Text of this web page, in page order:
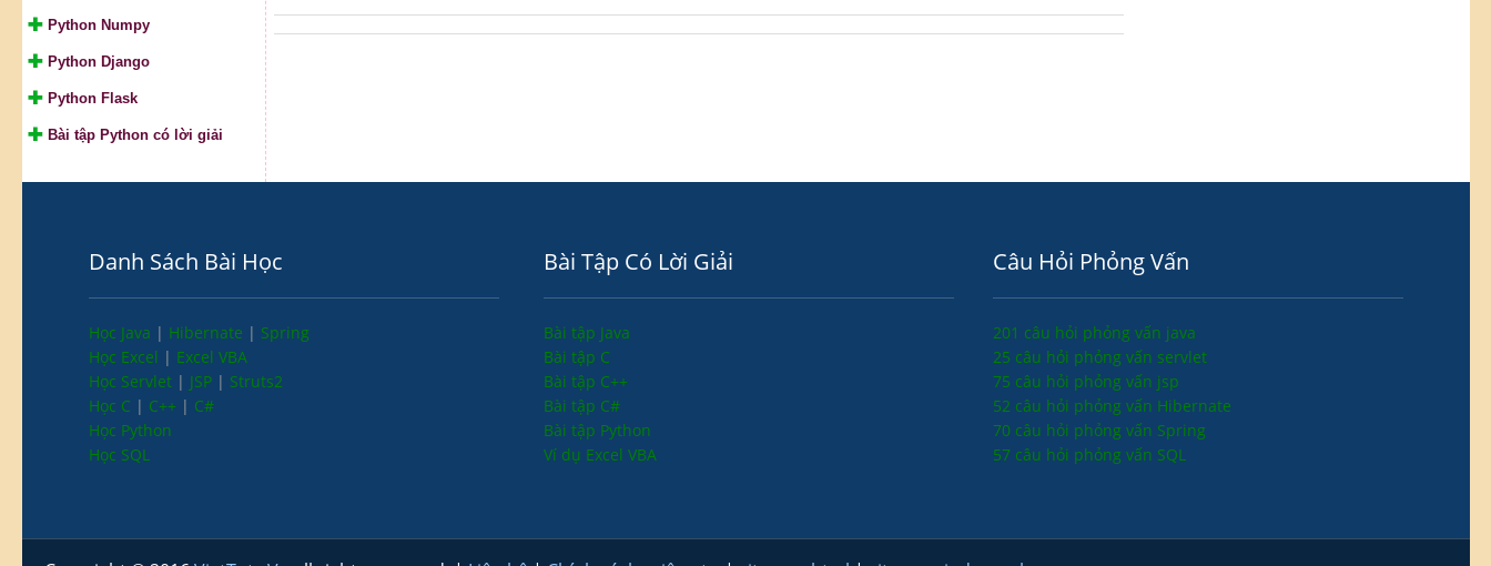
Python Numpy
Python Django
Python Flask
Bài tập Python có lời giải
Danh Sách Bài Học
Học Java | Hibernate | Spring
Học Excel | Excel VBA
Học Servlet | JSP | Struts2
Học C | C++ | C#
Học Python
Học SQL
Bài Tập Có Lời Giải
Bài tập Java
Bài tập C
Bài tập C++
Bài tập C#
Bài tập Python
Ví dụ Excel VBA
Câu Hỏi Phỏng Vấn
201 câu hỏi phỏng vấn java
25 câu hỏi phỏng vấn servlet
75 câu hỏi phỏng vấn jsp
52 câu hỏi phỏng vấn Hibernate
70 câu hỏi phỏng vấn Spring
57 câu hỏi phỏng vấn SQL